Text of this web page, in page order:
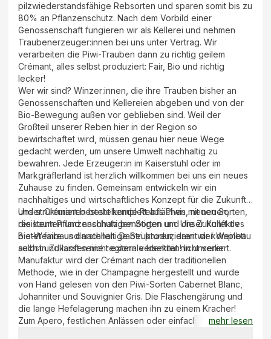
pilzwiederstandsfähige Rebsorten und sparen somit bis zu
80% an Pflanzenschutz. Nach dem Vorbild einer
Genossenschaft fungieren wir als Kellerei und nehmen
Traubenerzeuger:innen bei uns unter Vertrag. Wir
verarbeiten die Piwi-Trauben dann zu richtig geilem
Crémant, alles selbst produziert: Fair, Bio und richtig
lecker!
Wer wir sind? Winzer:innen, die ihre Trauben bisher an
Genossenschaften und Kellereien abgeben und von der
Bio-Bewegung außen vor geblieben sind. Weil der
Großteil unserer Reben hier in der Region so
bewirtschaftet wird, müssen genau hier neue Wege
gedacht werden, um unsere Umwelt nachhaltig zu
bewahren. Jede Erzeuger:in im Kaiserstuhl oder im
Markgräflerland ist herzlich willkommen bei uns ein neues
Zuhause zu finden. Gemeinsam entwickeln wir ein
nachhaltiges und wirtschaftliches Konzept für die Zukunft
und strukturieren bestehende Rebflächen mit neuen,
resistenten und nachhaltigen Sorten um. Unser Kollektiv
bietet faire und nachhaltige Strukturen, damit der Weinbau
auch in Zukunft seine regionale Identität nicht verliert.
Unser Crémant besteht komplett aus Piwis, neuen Sorten,
die kaum Pflanzenschutz benötigen und die Zukunft des
Bio-Weinbaus darstellen. Dabei produzieren wir komplett
selbst und lassen nicht extern versekten! In unserer
Manufaktur wird der Crémant nach der traditionellen
Methode, wie in der Champagne hergestellt und wurde
von Hand gelesen von den Piwi-Sorten Cabernet Blanc,
Johanniter und Souvignier Gris. Die Flaschengärung und
die lange Hefelagerung machen ihn zu einem Kracher!
Zum Apero, festlichen Anlässen oder einfach bei wilder
mehr lesen